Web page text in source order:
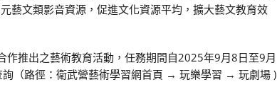
藝文類影音資源，促進文化資源平均，擴大藝文教育效
推出之藝術教育活動，任務期間自2025年9月8日至9月
（路徑：衛武營藝術學習網首頁 → 玩樂學習 → 玩劇場 )